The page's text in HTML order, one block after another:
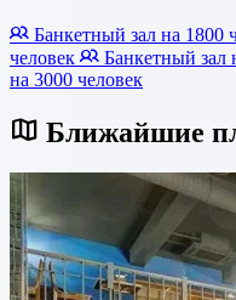
Банкетный зал на 1800
человек
Банкетный зал
на 3000 человек
Ближайшие